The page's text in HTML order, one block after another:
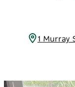
1 Murray